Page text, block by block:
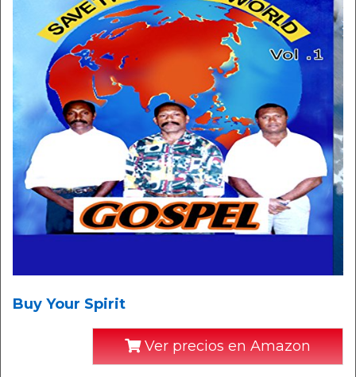
Buy Your Spirit
Ver precios en Amazon